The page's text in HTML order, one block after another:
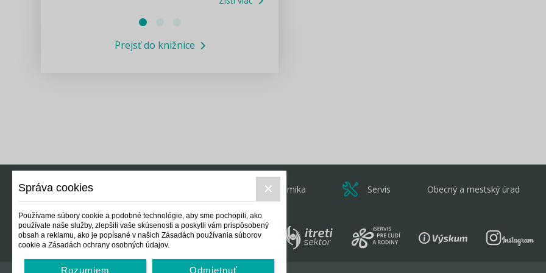
Informácie COVID19
Prejsť do knižnice
Ekonomika Servis Obecný a mestský úrad
Správa cookies
Používame súbory cookie a podobné technológie, aby sme pochopili, ako
používate naše služby, zlepšili vaše skúsenosti a poskytli vám prispôsobený
obsah a reklamu, ako je popísané v našich Zásadách používania súborov
cookie a Zásadách ochrany osobných údajov.
Rozumiem Odmietnuť